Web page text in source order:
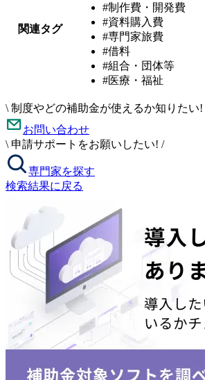
関連タグ
#制作費・開発費
#資料購入費
#専門家旅費
#借料
#組合・団体等
#医療・福祉
\ 制度やどの補助金が使えるか知りたい!
お問い合わせ
\ 申請サポートをお願いしたい! /
専門家を探す
検索結果に戻る